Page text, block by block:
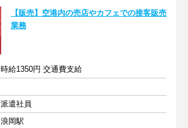
【販売】空港内の売店やカフェでの接客販売
業務
時給1350円 交通費支給
派遣社員
浪岡駅